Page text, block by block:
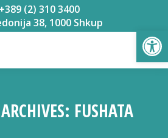
+389 (2) 310 3400
38, 1000 Shkup
FUSHATA